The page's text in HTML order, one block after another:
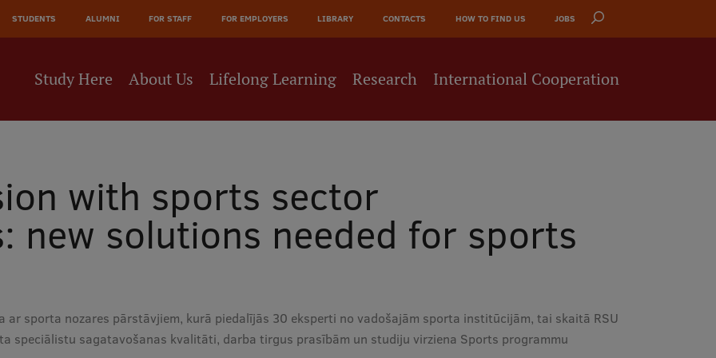
STUDENTS ALUMNI FOR STAFF FOR EMPLOYERS LIBRARY CONTACTS HOW TO FIND US JOBS
Study Here About Us Lifelong Learning Research International Cooperation
with sports sector
new solutions needed for sports
sporta nozares pārstāvjiem, kurā piedalījās 30 eksperti no vadošajām sporta institūcijām, tai skaitā RSU
speciālistu sagatavošanas kvalitāti, darba tirgus prasībām un studiju virziena Sports programmu